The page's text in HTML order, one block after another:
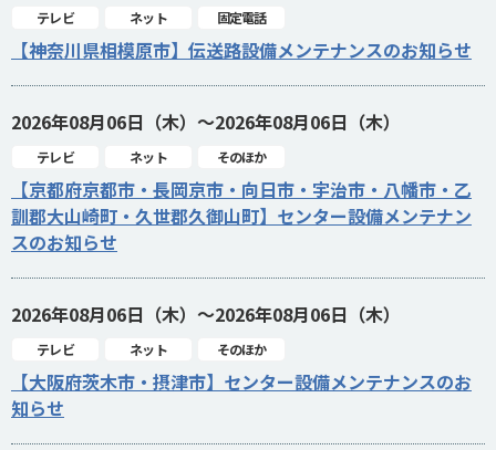
テレビ ネット 固定電話
【神奈川県相模原市】伝送路設備メンテナンスのお知らせ
2026年08月06日（木）～2026年08月06日（木）
テレビ ネット そのほか
【京都府京都市・長岡京市・向日市・宇治市・八幡市・乙
訓郡大山崎町・久世郡久御山町】センター設備メンテナン
スのお知らせ
2026年08月06日（木）～2026年08月06日（木）
テレビ ネット そのほか
【大阪府茨木市・摂津市】センター設備メンテナンスのお
知らせ